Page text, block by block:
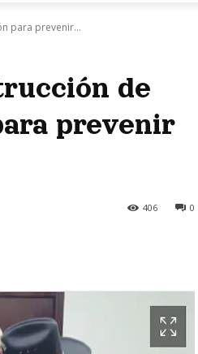
para prevenir...
de
prevenir
0
406